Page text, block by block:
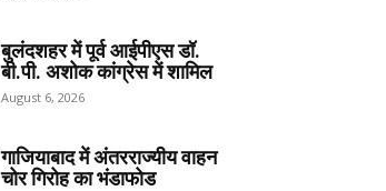
बुलंदशहर में पूर्व आईपीएस डॉ.
बी.पी. अशोक कांग्रेस में शामिल
August 6, 2026
गाजियाबाद में अंतरराज्यीय वाहन
चोर गिरोह का भंडाफोड